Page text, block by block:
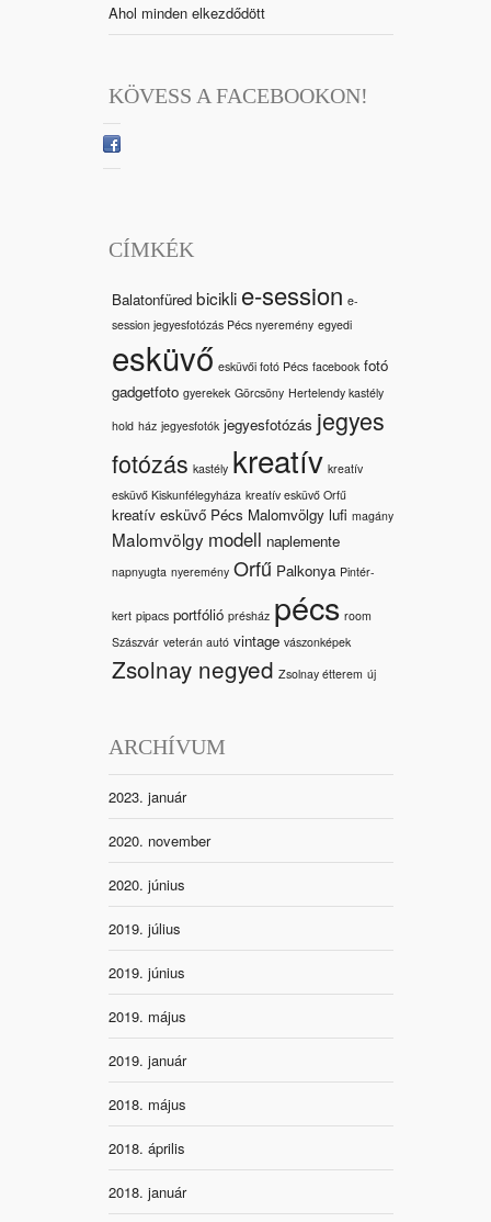
Ahol minden elkezdődött
KÖVESS A FACEBOOKON!
CÍMKÉK
Balatonfüred bicikli e-session e-
session jegyesfotózás Pécs nyeremény egyedi
esküvő esküvői fotó Pécs facebook fotó
gadgetfoto gyerekek Görcsöny Hertelendy kastély
hold ház jegyesfotók jegyesfotózás jegyes
fotózás kastély kreatív kreatív
esküvő Kiskunfélegyháza kreatív esküvő Orfű
kreatív esküvő Pécs Malomvölgy lufi magány
Malomvölgy modell naplemente
napnyugta nyeremény Orfű Palkonya Pintér-
kert pipacs portfólió présház pécs room
Szászvár veterán autó vintage vászonképek
Zsolnay negyed Zsolnay étterem új
ARCHÍVUM
2023. január
2020. november
2020. június
2019. július
2019. június
2019. május
2019. január
2018. május
2018. április
2018. január